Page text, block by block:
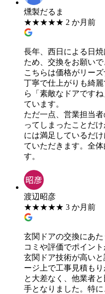
燻製だるま
★★★★★ 2 か月前
長年、西日による日
ため、交換をお願い
こちらは価格がリー
丁寧で仕上がりも綺
ら「素敵なドアです
ています。
ただ一点、営業担当
ってしまったことだ
には満足しているだ
ていただきます。全
す。
渡辺昭彦
★★★★★ 3 か月前
玄関ドアの交換にあ
コミや評価でポイン
玄関ドア技術が高い
ージ上で工事見積も
と大差なく、他業者
手となりました。特